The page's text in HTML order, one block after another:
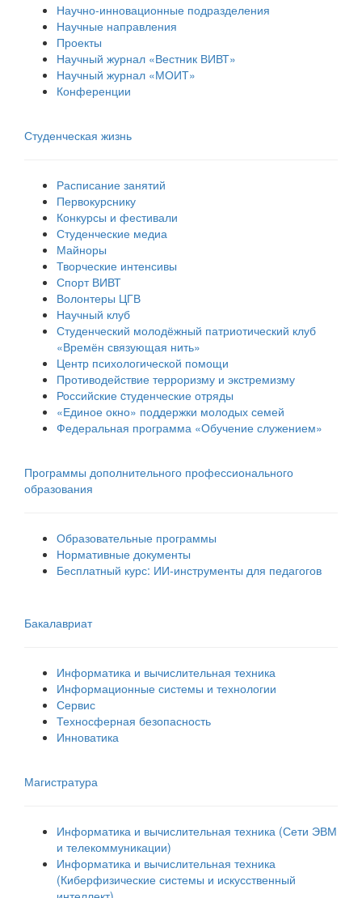
Научно-инновационные подразделения
Научные направления
Проекты
Научный журнал «Вестник ВИВТ»
Научный журнал «МОИТ»
Конференции
Студенческая жизнь
Расписание занятий
Первокурснику
Конкурсы и фестивали
Студенческие медиа
Майноры
Творческие интенсивы
Спорт ВИВТ
Волонтеры ЦГВ
Научный клуб
Студенческий молодёжный патриотический клуб
«Времён связующая нить»
Центр психологической помощи
Противодействие терроризму и экстремизму
Российские cтуденческие отряды
«Единое окно» поддержки молодых семей
Федеральная программа «Обучение служением»
Программы дополнительного профессионального
образования
Образовательные программы
Нормативные документы
Бесплатный курс: ИИ‑инструменты для педагогов
Бакалавриат
Информатика и вычислительная техника
Информационные системы и технологии
Сервис
Техносферная безопасность
Инноватика
Магистратура
Информатика и вычислительная техника (Сети ЭВМ
и телекоммуникации)
Информатика и вычислительная техника
(Киберфизические системы и искусственный